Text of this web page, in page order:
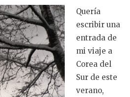
Quería
escribir una
entrada de
mi viaje a
Corea del
Sur de este
verano,